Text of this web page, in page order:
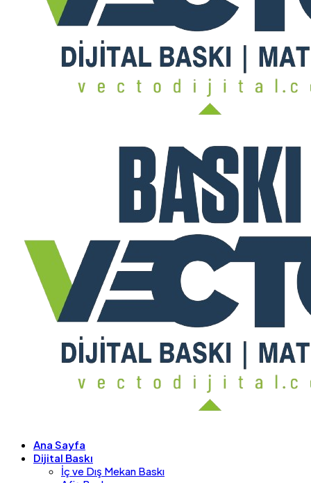
Ana Sayfa
Dijital Baskı
İç ve Dış Mekan Baskı